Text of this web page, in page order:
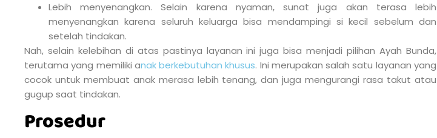
Lebih menyenangkan. Selain karena nyaman, sunat juga akan terasa lebih
menyenangkan karena seluruh keluarga bisa mendampingi si kecil sebelum dan
setelah tindakan.
Nah, selain kelebihan di atas pastinya layanan ini juga bisa menjadi pilihan Ayah Bunda,
terutama yang memiliki anak berkebutuhan khusus. Ini merupakan salah satu layanan yang
cocok untuk membuat anak merasa lebih tenang, dan juga mengurangi rasa takut atau
gugup saat tindakan.
Prosedur